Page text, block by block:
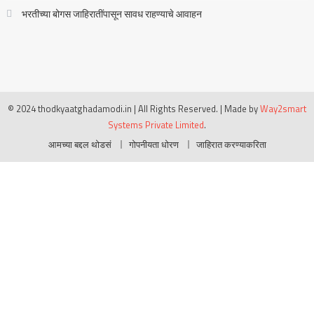
भरतीच्या बोगस जाहिरातींपासून सावध राहण्याचे आवाहन
© 2024 thodkyaatghadamodi.in | All Rights Reserved. | Made byWay2smart
Systems Private Limited.
आमच्या बद्दल थोडसं
गोपनीयता धोरण जाहिरात करण्याकरिता